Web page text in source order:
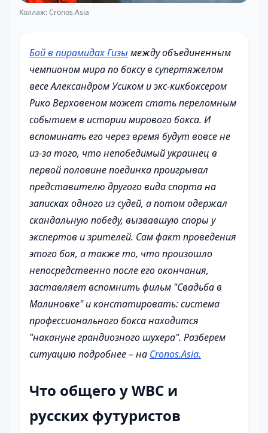
Коллаж: Cronos.Asia
Бой в пирамидах Гизы между объединенным
чемпионом мира по боксу в супертяжелом
весе Александром Усиком и экс-кикбоксером
Рико Верховеном может стать переломным
событием в истории мирового бокса. И
вспоминать его через время будут вовсе не
из-за того, что непобедимый украинец в
первой половине поединка проигрывал
представителю другого вида спорта на
записках одного из судей, а потом одержал
скандальную победу, вызвавшую споры у
экспертов и зрителей. Сам факт проведения
этого боя, а также то, что произошло
непосредственно после его окончания,
заставляет вспомнить фильм "Свадьба в
Малиновке" и констатировать: система
профессионального бокса находится
"накануне грандиозного шухера". Разберем
ситуацию подробнее – на Cronos.Asia.
Что общего у WBC и
русских футуристов